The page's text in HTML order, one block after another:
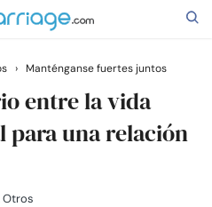
› Manténganse fuertes juntos
entre la vida
para una relación
Otros